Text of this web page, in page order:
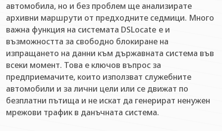
автомобила, но и без проблем ще анализирате
архивни маршрути от предходните седмици. Много
важна функция на системата DSLocate е и
възможността за свободно блокиране на
изпращането на данни към държавната система във
всеки момент. Това е ключов въпрос за
предприемачите, които използват служебните
автомобили и за лични цели или се движат по
безплатни пътища и не искат да генерират ненужен
мрежови трафик в данъчната система.